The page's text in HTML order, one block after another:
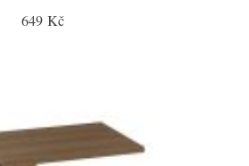
649 Kč